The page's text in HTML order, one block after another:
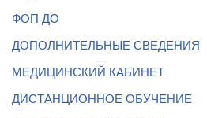
ФОП ДО
ДОПОЛНИТЕЛЬНЫЕ СВЕДЕНИЯ
МЕДИЦИНСКИЙ КАБИНЕТ
ДИСТАНЦИОННОЕ ОБУЧЕНИЕ